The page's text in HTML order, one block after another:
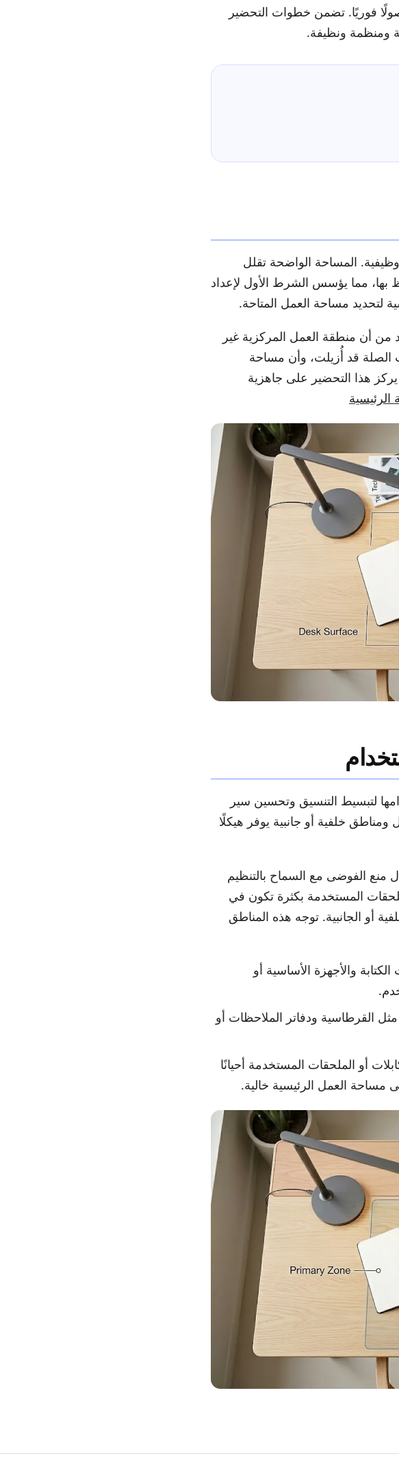
فوريًا. تضمن خطوات التحضير
ومنظمة ونظيفة.
المساحة الواضحة تقلل
بها، مما يؤسس الشرط الأول لإعداد
لتحديد مساحة العمل المتاحة.
من أن منطقة العمل المركزية غير
الصلة قد أُزيلت، وأن مساحة
هذا التحضير على جاهزية
لتبسيط التنسيق وتحسين سير
خلفية أو جانبية يوفر هيكلًا
الفوضى مع السماح بالتنظيم
المستخدمة بكثرة تكون في
أو الجانبية. توجه هذه المناطق
والأجهزة الأساسية أو
مثل القرطاسية ودفاتر الملاحظات أو
أو الملحقات المستخدمة أحيانًا
العمل الرئيسية خالية.